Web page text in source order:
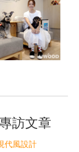
訪文章
代風設計